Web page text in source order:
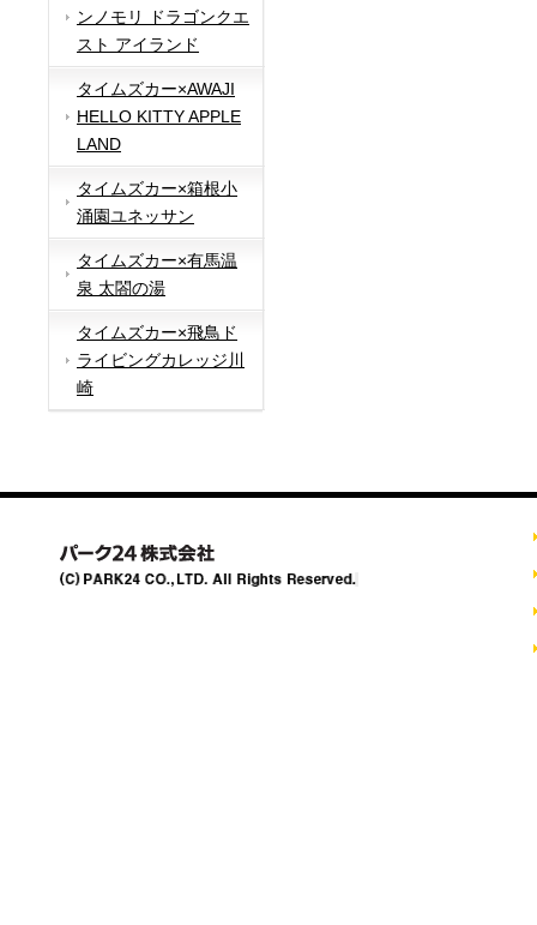
ンノモリ ドラゴンクエ
スト アイランド
タイムズカー×AWAJI
HELLO KITTY APPLE
LAND
タイムズカー×箱根小
涌園ユネッサン
タイムズカー×有馬温
泉 太閤の湯
タイムズカー×飛鳥ド
ライビングカレッジ川
崎